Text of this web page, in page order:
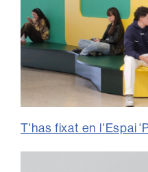
T'has fixat en l'Espai